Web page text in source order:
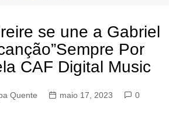
se une a Gabriel
Por
CAF Digital Music
Quente maio 17, 2023
0